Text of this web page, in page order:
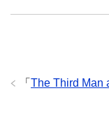
「 The Third Man